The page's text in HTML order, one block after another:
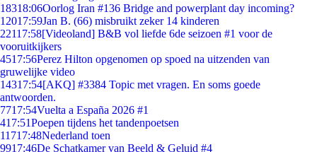
18318:06Oorlog Iran #136 Bridge and powerplant day incoming?
12017:59Jan B. (66) misbruikt zeker 14 kinderen
22117:58[Videoland] B&B vol liefde 6de seizoen #1 voor de
vooruitkijkers
4517:56Perez Hilton opgenomen op spoed na uitzenden van
gruwelijke video
14317:54[AKQ] #3384 Topic met vragen. En soms goede
antwoorden.
7717:54Vuelta a España 2026 #1
417:51Poepen tijdens het tandenpoetsen
11717:48Nederland toen
9917:46De Schatkamer van Beeld & Geluid #4